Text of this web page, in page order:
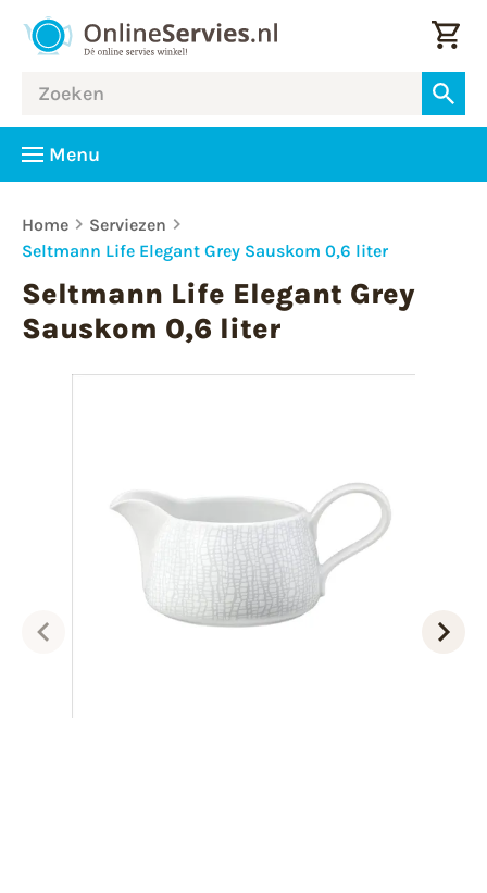
Menu
Home
Serviezen
Seltmann Life Elegant Grey Sauskom 0,6 liter
Seltmann Life Elegant Grey
Sauskom 0,6 liter